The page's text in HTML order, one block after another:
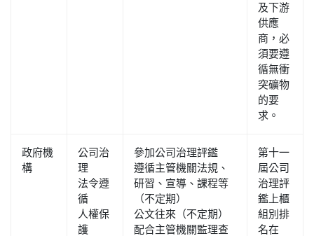
及下游
供應
商，必
須要遵
循無衝
突礦物
的要
求。
政府機
構
公司治
理
法令遵
循
人權保
護
參加公司治理評鑑
遵循主管機關法規、
研習、宣導、課程等
（不定期）
公文往來（不定期）
配合主管機關監理查
第十一
屆公司
治理評
鑑上櫃
組別排
名在